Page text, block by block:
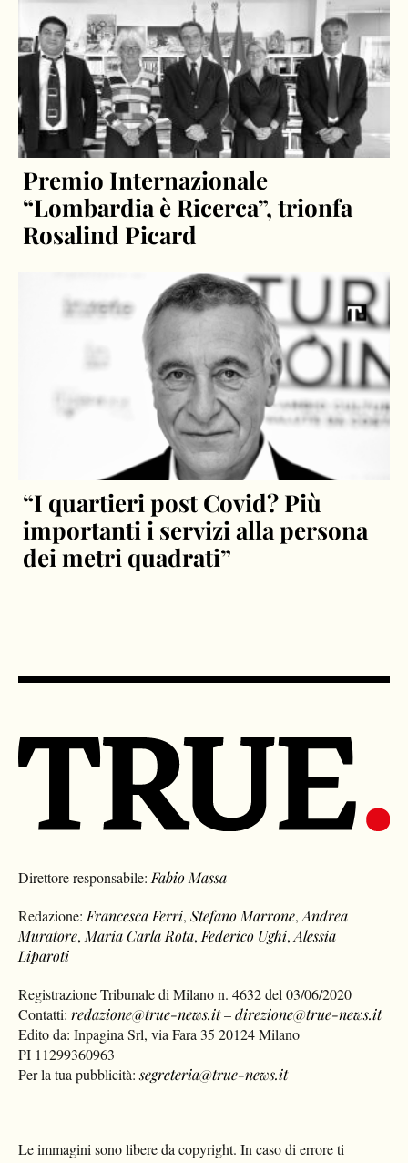
Premio Internazionale
“Lombardia è Ricerca”, trionfa
Rosalind Picard
“I quartieri post Covid? Più
importanti i servizi alla persona
dei metri quadrati”
Direttore responsabile: Fabio Massa
Redazione: Francesca Ferri,Stefano Marrone,Andrea
Muratore, Maria Carla Rota, Federico Ughi,Alessia
Liparoti
Registrazione Tribunale di Milano n. 4632 del 03/06/2020
Contatti:redazione@true-news.it–direzione@true-news.it
Edito da: Inpagina Srl, via Fara 35 20124 Milano
PI 11299360963
Per la tua pubblicità:segreteria@true-news.it
Le immagini sono libere da copyright. In caso di errore ti